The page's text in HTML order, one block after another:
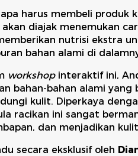
harus membeli produk
diajak menemukan
nutrisi ekstra
bahan alami di
workshopinteraktif ini,
bahan-bahan alami
kulit. Diperkaya
racikan ini sangat
dan menjadikan
secara eksklusif oleh